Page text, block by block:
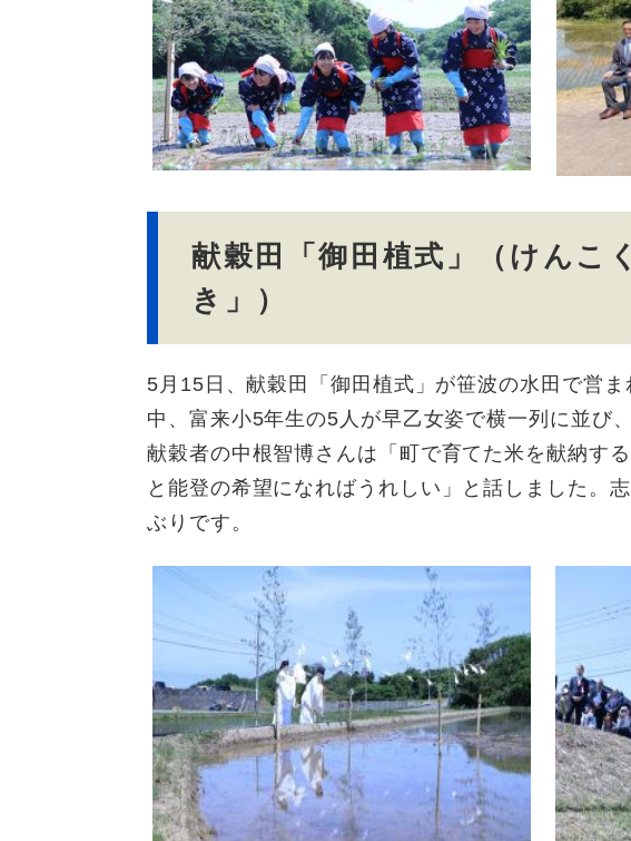
献穀田「御田植式」（けんこ
き」）
5月15日、献穀田「御田植式」が笹波の水田で営
中、富来小5年生の5人が早乙女姿で横一列に並び
献穀者の中根智博さんは「町で育てた米を献納す
と能登の希望になればうれしい」と話しました。
ぶりです。